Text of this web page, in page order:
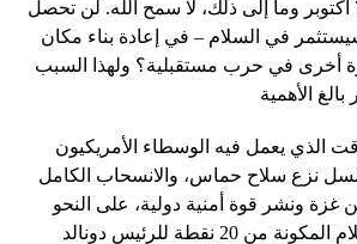
إرهابي آخر من نوع 7 أكتوبر وما إلى ذلك، لا سمح الله. لن تحصل
في السلام – في إعادة بناء مكان
أخرى في حرب مستقبلية؟ ولهذا السبب
الذي يعمل فيه الوسطاء الأمريكيون
نزع سلاح حماس، والانسحاب الكامل
غزة ونشر قوة أمنية دولية، على النحو
المبين في خطة السلام المكونة من 20 نقطة للرئيس دونالد